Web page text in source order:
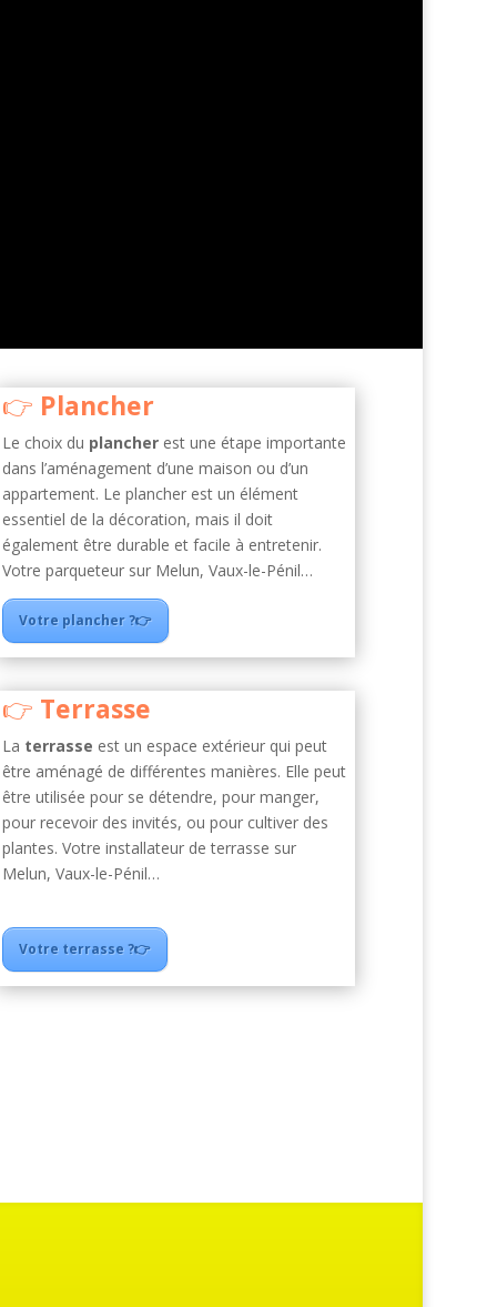
Plancher
Le choix du plancher est une étape importante
dans l’aménagement d’une maison ou d’un
appartement. Le plancher est un élément
essentiel de la décoration, mais il doit
également être durable et facile à entretenir.
Votre parqueteur sur Melun, Vaux-le-Pénil…
Votre plancher ?👉
Terrasse
La terrasse est un espace extérieur qui peut
être aménagé de différentes manières. Elle peut
être utilisée pour se détendre, pour manger,
pour recevoir des invités, ou pour cultiver des
plantes. Votre installateur de terrasse sur
Melun, Vaux-le-Pénil…
Votre terrasse ?👉